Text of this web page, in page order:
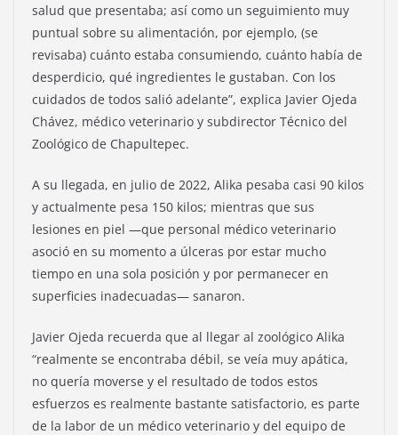
salud que presentaba; así como un seguimiento muy
puntual sobre su alimentación, por ejemplo, (se
revisaba) cuánto estaba consumiendo, cuánto había de
desperdicio, qué ingredientes le gustaban. Con los
cuidados de todos salió adelante”, explica Javier Ojeda
Chávez, médico veterinario y subdirector Técnico del
Zoológico de Chapultepec.
A su llegada, en julio de 2022, Alika pesaba casi 90 kilos
y actualmente pesa 150 kilos; mientras que sus
lesiones en piel —que personal médico veterinario
asoció en su momento a úlceras por estar mucho
tiempo en una sola posición y por permanecer en
superficies inadecuadas— sanaron.
Javier Ojeda recuerda que al llegar al zoológico Alika
“realmente se encontraba débil, se veía muy apática,
no quería moverse y el resultado de todos estos
esfuerzos es realmente bastante satisfactorio, es parte
de la labor de un médico veterinario y del equipo de